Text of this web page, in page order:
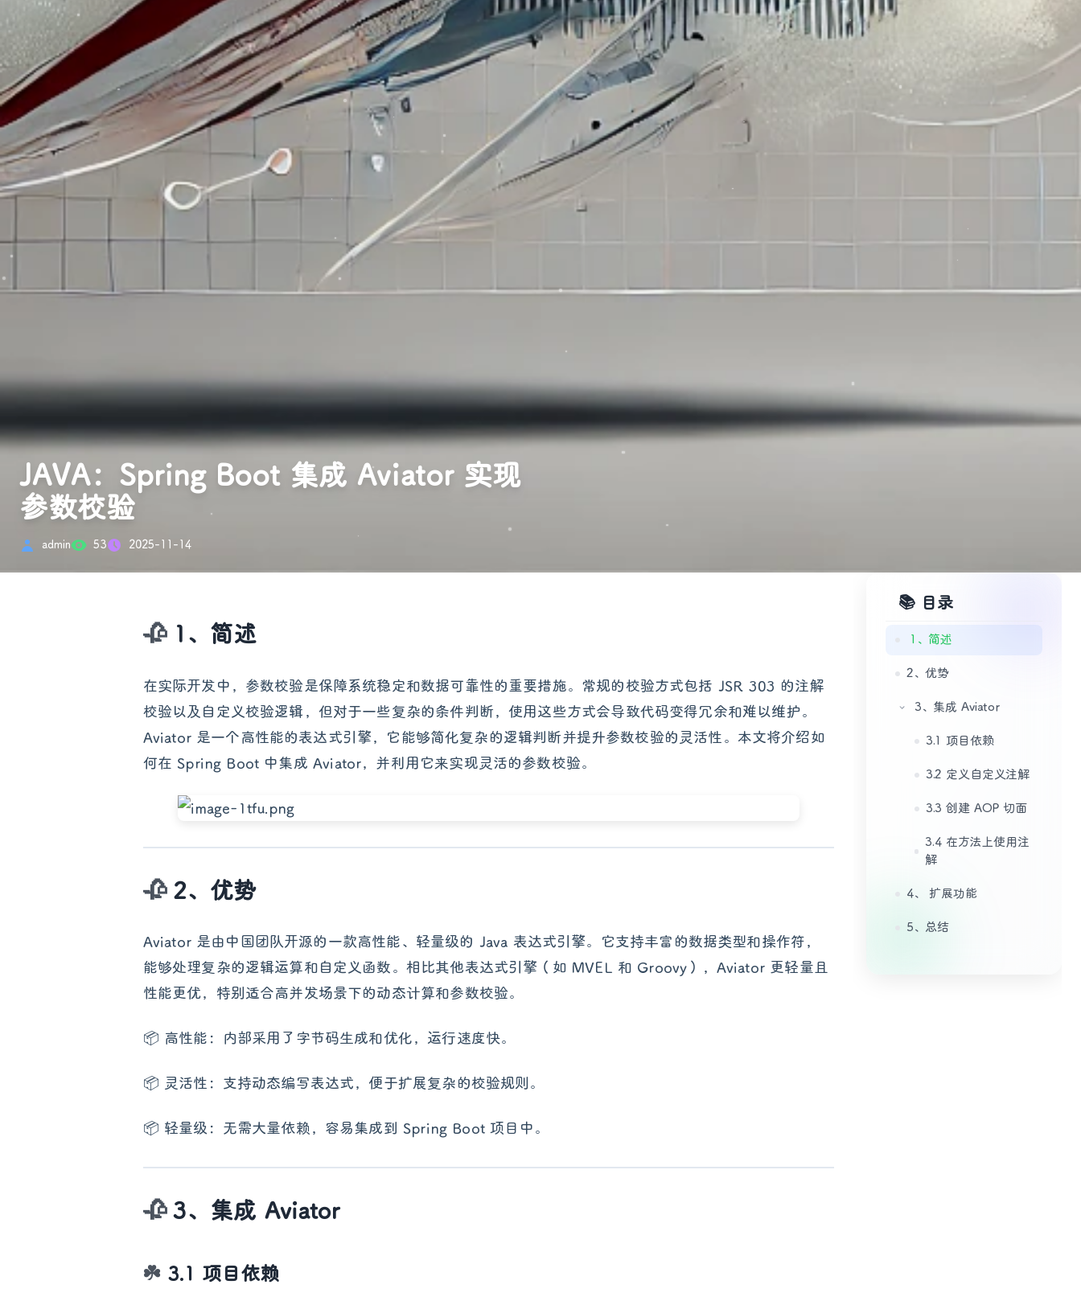
JAVA：Spring Boot 集成 Aviator 实现
参数校验
admin 53 2025-11-14
1、简述
在实际开发中，参数校验是保障系统稳定和数据可靠性的重要措施。常规的校验方式包括 JSR 303 的注解
校验以及自定义校验逻辑，但对于一些复杂的条件判断，使用这些方式会导致代码变得冗余和难以维护。
Aviator 是一个高性能的表达式引擎，它能够简化复杂的逻辑判断并提升参数校验的灵活性。本文将介绍如
何在 Spring Boot 中集成 Aviator，并利用它来实现灵活的参数校验。
2、优势
Aviator 是由中国团队开源的一款高性能、轻量级的 Java 表达式引擎。它支持丰富的数据类型和操作符，
能够处理复杂的逻辑运算和自定义函数。相比其他表达式引擎（如 MVEL 和 Groovy），Aviator 更轻量且
性能更优，特别适合高并发场景下的动态计算和参数校验。
📦 高性能：内部采用了字节码生成和优化，运行速度快。
📦 灵活性：支持动态编写表达式，便于扩展复杂的校验规则。
📦 轻量级：无需大量依赖，容易集成到 Spring Boot 项目中。
3、集成 Aviator
3.1 项目依赖
📚 目录
1、简述
2、优势
3、集成 Aviator
3.1 项目依赖
3.2 定义自定义注解
3.3 创建 AOP 切面
3.4 在方法上使用注
解
4、 扩展功能
5、总结